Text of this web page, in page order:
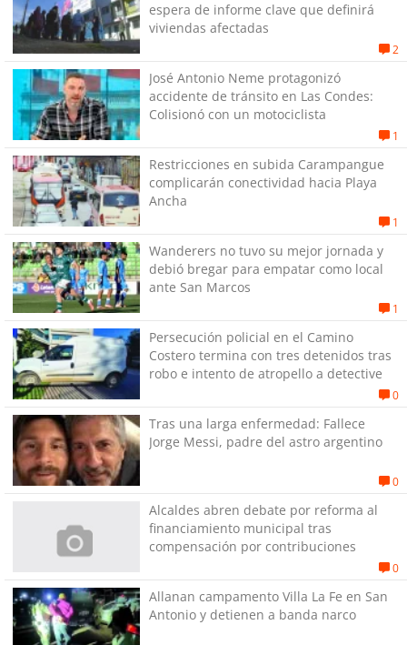
espera de informe clave que definirá
viviendas afectadas
2
José Antonio Neme protagonizó
accidente de tránsito en Las Condes:
Colisionó con un motociclista
1
Restricciones en subida Carampangue
complicarán conectividad hacia Playa
Ancha
1
Wanderers no tuvo su mejor jornada y
debió bregar para empatar como local
ante San Marcos
1
Persecución policial en el Camino
Costero termina con tres detenidos tras
robo e intento de atropello a detective
0
Tras una larga enfermedad: Fallece
Jorge Messi, padre del astro argentino
0
Alcaldes abren debate por reforma al
financiamiento municipal tras
compensación por contribuciones
0
Allanan campamento Villa La Fe en San
Antonio y detienen a banda narco